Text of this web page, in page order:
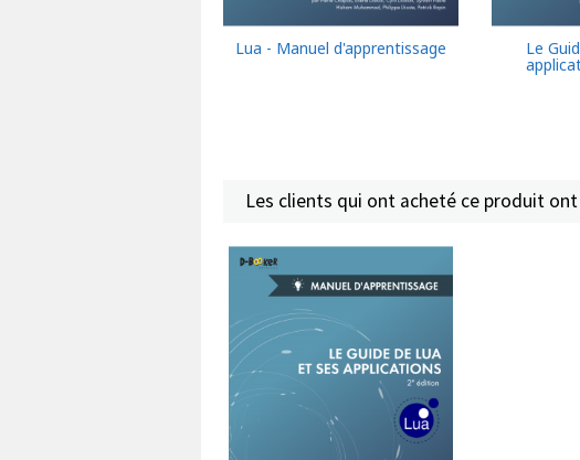
Lua - Manuel d'apprentissage Le
Les clients qui ont acheté ce produit